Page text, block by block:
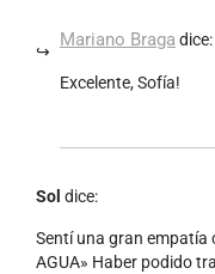
Mariano Braga dice:
Excelente, Sofía!
Sol dice:
Sentí una gran empatía
AGUA» Haber podido